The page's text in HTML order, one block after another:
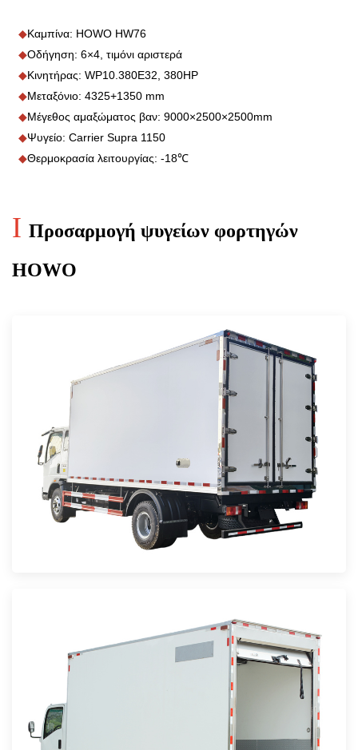
◆Καμπίνα: HOWO HW76
◆Οδήγηση: 6×4, τιμόνι αριστερά
◆Κινητήρας: WP10.380E32, 380HP
◆Μεταξόνιο: 4325+1350 mm
◆Μέγεθος αμαξώματος βαν: 9000×2500×2500mm
◆Ψυγείο: Carrier Supra 1150
◆Θερμοκρασία λειτουργίας: -18℃
I Προσαρμογή ψυγείων φορτηγών
HOWO